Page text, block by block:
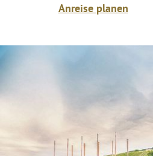
Anreise planen